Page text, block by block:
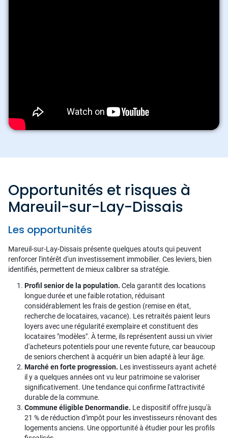
Opportunités et risques à
Mareuil-sur-Lay-Dissais
Les opportunités
Mareuil-sur-Lay-Dissais présente quelques atouts qui peuvent
renforcer l'intérêt d'un investissement immobilier. Ces leviers, bien
identifiés, permettent de mieux calibrer sa stratégie.
Profil senior de la population. Cela garantit des locations
longue durée et une faible rotation, réduisant
considérablement les frais de gestion (remise en état,
recherche de locataires, vacance). Les retraités paient leurs
loyers avec une régularité exemplaire et constituent des
locataires "modèles". À terme, ils représentent aussi un vivier
d'acheteurs potentiels pour une revente future, car beaucoup
de seniors cherchent à acquérir un bien adapté à leur âge.
Marché en forte progression. Les investisseurs ayant acheté
il y a quelques années ont vu leur patrimoine se valoriser
significativement. Une tendance qui confirme l'attractivité
durable de la commune.
Commune éligible Denormandie. Le dispositif offre jusqu'à
21 % de réduction d'impôt pour les investisseurs rénovant des
logements anciens. Une opportunité à étudier pour les profils